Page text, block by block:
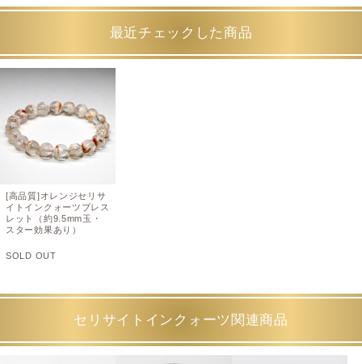
最近チェックした商品
[高品質]オレンジセリサ
イトインクォーツブレス
レット（約9.5mm玉・
スター効果あり）
SOLD OUT
セリサイトインクォーツ関連商品